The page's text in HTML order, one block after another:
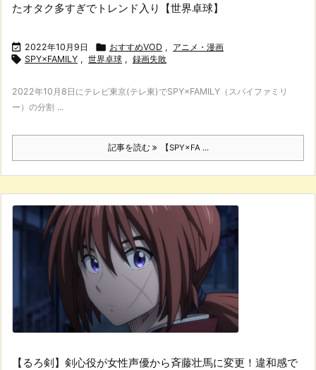
たオタク多すぎでトレンド入り【世界卓球】
 2022年10月9日  おすすめVOD , アニメ・漫画
 SPY×FAMILY , 世界卓球 , 録画失敗
2022年10月8日にテレビ東京(テレ東)でSPY×FAMILY（スパイファミリ
ー）の分割 ...
記事を読む 【SPY×FA ...
【るろ剣】剣心役が女性声優から斉藤壮馬に変更！違和感で